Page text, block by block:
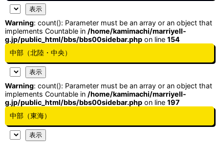
Warning: count(): Parameter must be an array or an object that
implements Countable in /home/kamimachi/marriyell-
g.jp/public_html/bbs/bbs00sidebar.php on line 154
中部（北陸・中央）
Warning: count(): Parameter must be an array or an object that
implements Countable in /home/kamimachi/marriyell-
g.jp/public_html/bbs/bbs00sidebar.php on line 197
中部（東海）